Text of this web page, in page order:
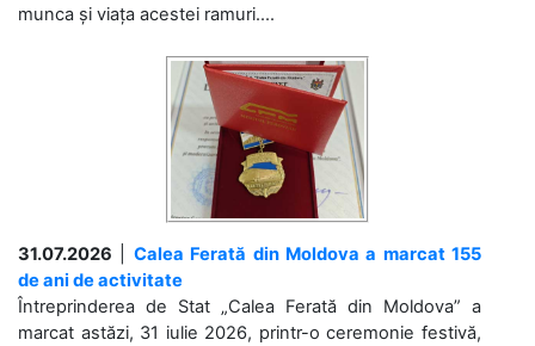
munca și viața acestei ramuri....
31.07.2026
Calea Ferată din Moldova a marcat 155
de ani de activitate
Întreprinderea de Stat „Calea Ferată din Moldova” a
marcat astăzi, 31 iulie 2026, printr-o ceremonie festivă,